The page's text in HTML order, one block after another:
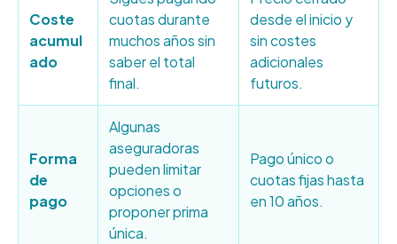
Coste
acumul
ado
cuotas durante
muchos años sin
saber el total
final.
desde el inicio y
sin costes
adicionales
futuros.
Forma
de
pago
Algunas
aseguradoras
pueden limitar
opciones o
proponer prima
única.
Pago único o
cuotas fijas hasta
en 10 años.